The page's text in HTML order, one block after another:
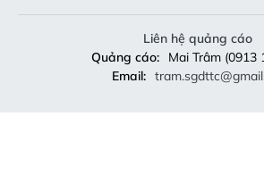
Liên hệ quảng cáo
Quảng cáo:
Mai Trâm (0913
Email: